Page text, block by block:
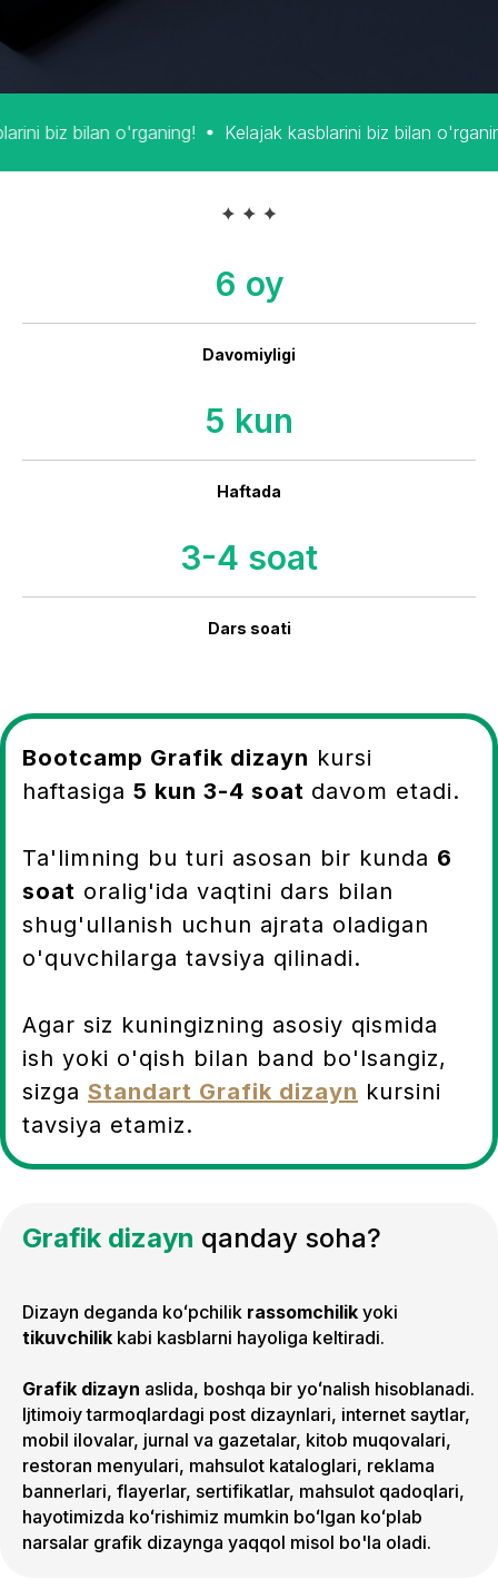
o'rganing! Kelajak kasblarini biz bilan o'rganing!
6 oy
Davomiyligi
5 kun
Haftada
3-4 soat
Dars soati
Bootcamp Grafik dizayn kursi
haftasiga 5 kun 3-4 soat davom etadi.
Ta'limning bu turi asosan bir kunda 6
soat oralig'ida vaqtini dars bilan
shug'ullanish uchun ajrata oladigan
o'quvchilarga tavsiya qilinadi.
Agar siz kuningizning asosiy qismida
ish yoki o'qish bilan band bo'lsangiz,
sizga Standart Grafik dizayn kursini
tavsiya etamiz.
Grafik dizayn qanday soha?
Dizayn deganda koʻpchilik rassomchilik yoki
tikuvchilik kabi kasblarni hayoliga keltiradi.
Grafik dizayn aslida, boshqa bir yoʻnalish hisoblanadi.
Ijtimoiy tarmoqlardagi post dizaynlari, internet saytlar,
mobil ilovalar, jurnal va gazetalar, kitob muqovalari,
restoran menyulari, mahsulot kataloglari, reklama
bannerlari, flayerlar, sertifikatlar, mahsulot qadoqlari,
hayotimizda koʻrishimiz mumkin boʻlgan koʻplab
narsalar grafik dizaynga yaqqol misol bo'la oladi.